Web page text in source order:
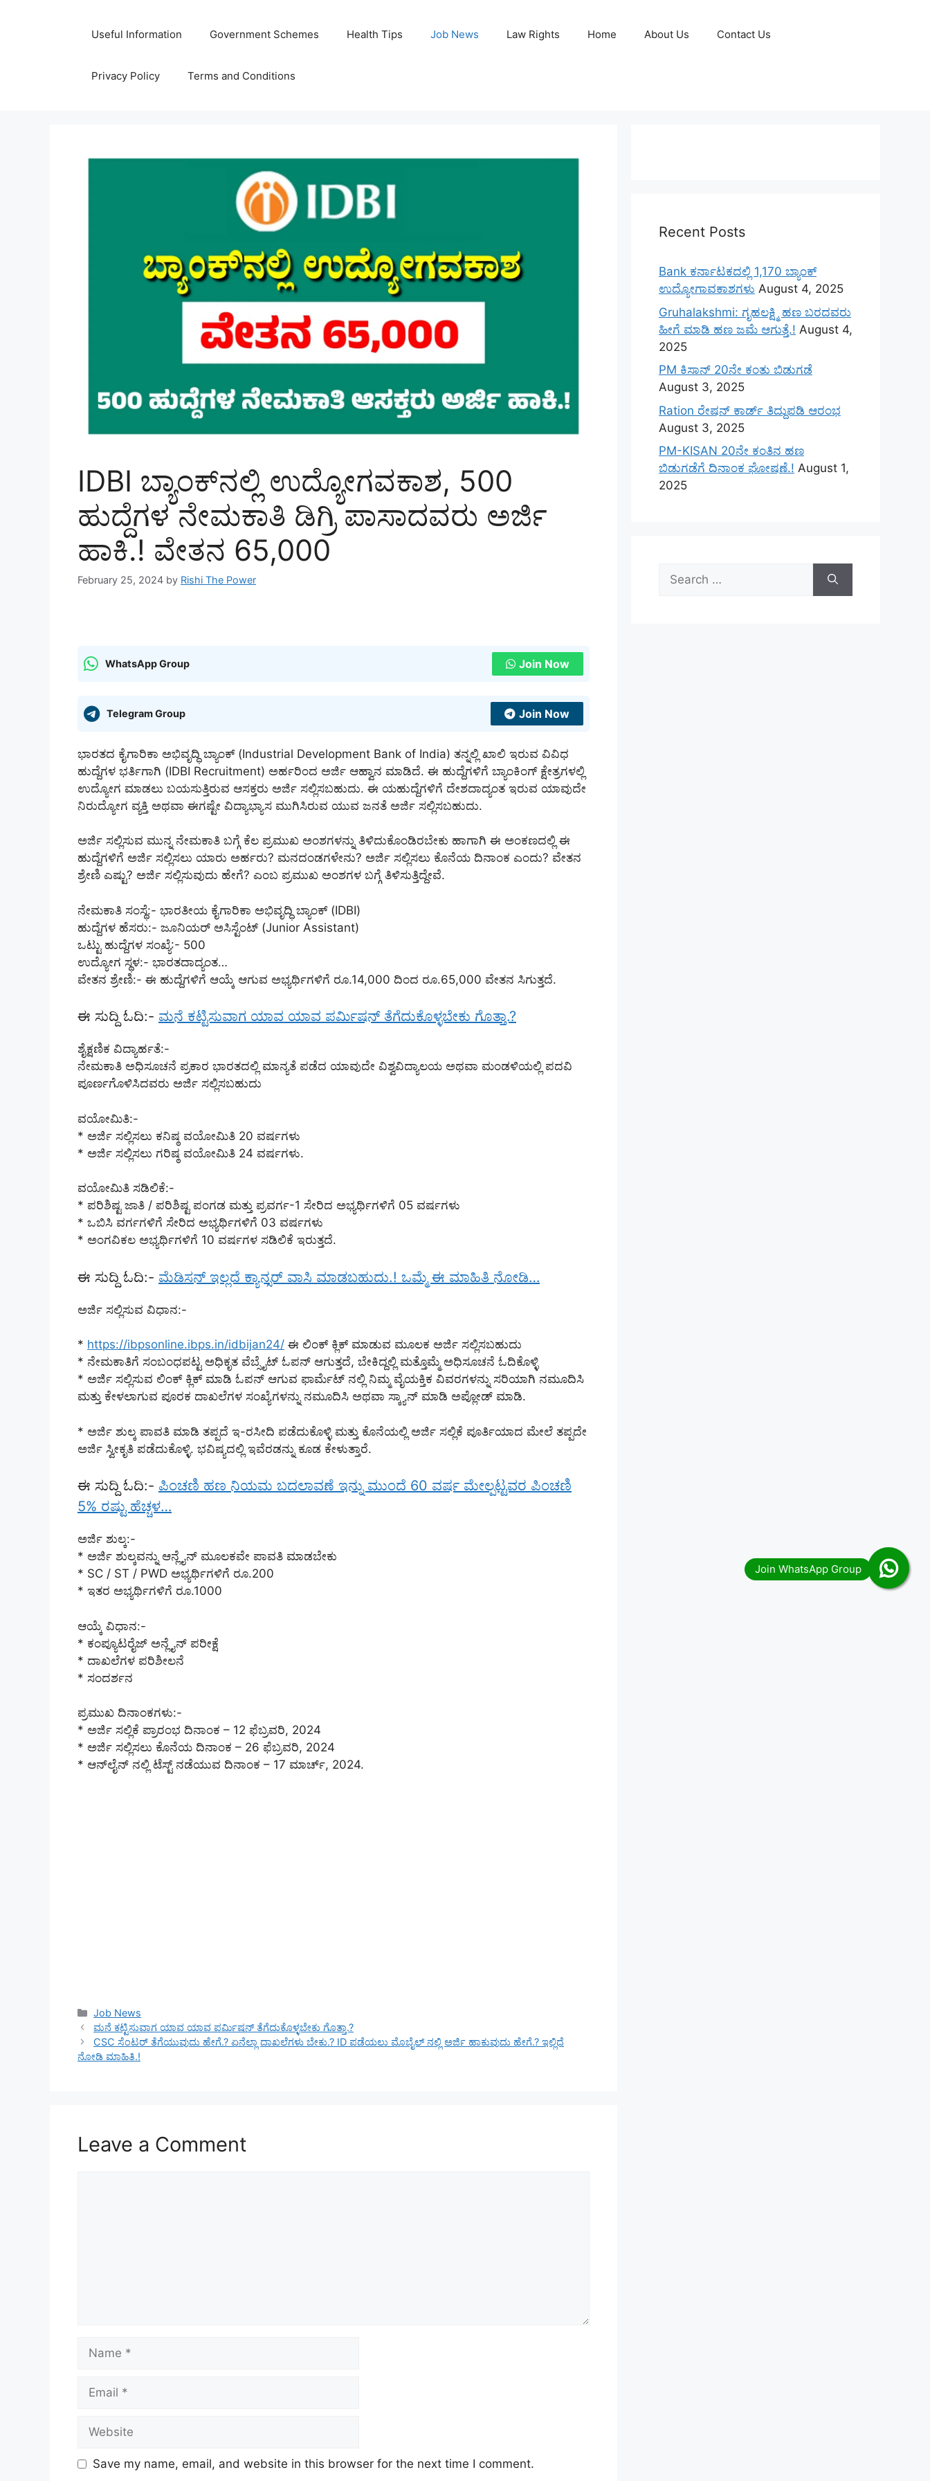
Useful Information Government Schemes Health Tips Job News Law Rights Home About Us Contact Us
Privacy Policy Terms and Conditions
IDBI ಬ್ಯಾಂಕ್​​ನಲ್ಲಿ ಉದ್ಯೋಗವಕಾಶ, 500
ಹುದ್ದೆಗಳ ನೇಮಕಾತಿ ಡಿಗ್ರಿ ಪಾಸಾದವರು ಅರ್ಜಿ
ಹಾಕಿ.! ವೇತನ 65,000
February 25, 2024 by Rishi The Power
WhatsApp Group Join Now
Telegram Group Join Now
ಭಾರತದ ಕೈಗಾರಿಕಾ ಅಭಿವೃದ್ಧಿ ಬ್ಯಾಂಕ್ (Industrial Development Bank of India) ತನ್ನಲ್ಲಿ ಖಾಲಿ ಇರುವ ವಿವಿಧ
ಹುದ್ದೆಗಳ ಭರ್ತಿಗಾಗಿ (IDBI Recruitment) ಅರ್ಹರಿಂದ ಅರ್ಜಿ ಆಹ್ವಾನ ಮಾಡಿದೆ. ಈ ಹುದ್ದೆಗಳಿಗೆ ಬ್ಯಾಂಕಿಂಗ್ ಕ್ಷೇತ್ರಗಳಲ್ಲಿ
ಉದ್ಯೋಗ ಮಾಡಲು ಬಯಸುತ್ತಿರುವ ಆಸಕ್ತರು ಅರ್ಜಿ ಸಲ್ಲಿಸಬಹುದು. ಈ ಯಹುದ್ದೆಗಳಿಗೆ ದೇಶದಾದ್ಯಂತ ಇರುವ ಯಾವುದೇ
ನಿರುದ್ಯೋಗ ವ್ಯಕ್ತಿ ಅಥವಾ ಈಗಷ್ಟೇ ವಿದ್ಯಾಭ್ಯಾಸ ಮುಗಿಸಿರುವ ಯುವ ಜನತೆ ಅರ್ಜಿ ಸಲ್ಲಿಸಬಹುದು.
ಅರ್ಜಿ ಸಲ್ಲಿಸುವ ಮುನ್ನ ನೇಮಕಾತಿ ಬಗ್ಗೆ ಕೆಲ ಪ್ರಮುಖ ಅಂಶಗಳನ್ನು ತಿಳಿದುಕೊಂಡಿರಬೇಕು ಹಾಗಾಗಿ ಈ ಅಂಕಣದಲ್ಲಿ ಈ
ಹುದ್ದೆಗಳಿಗೆ ಅರ್ಜಿ ಸಲ್ಲಿಸಲು ಯಾರು ಅರ್ಹರು? ಮನದಂಡಗಳೇನು? ಅರ್ಜಿ ಸಲ್ಲಿಸಲು ಕೊನೆಯ ದಿನಾಂಕ ಎಂದು? ವೇತನ
ಶ್ರೇಣಿ ಎಷ್ಟು? ಅರ್ಜಿ ಸಲ್ಲಿಸುವುದು ಹೇಗೆ? ಎಂಬ ಪ್ರಮುಖ ಅಂಶಗಳ ಬಗ್ಗೆ ತಿಳಿಸುತ್ತಿದ್ದೇವೆ.
ನೇಮಕಾತಿ ಸಂಸ್ಥೆ:- ಭಾರತೀಯ ಕೈಗಾರಿಕಾ ಅಭಿವೃದ್ಧಿ ಬ್ಯಾಂಕ್ (IDBI)
ಹುದ್ದೆಗಳ ಹೆಸರು:- ಜೂನಿಯರ್ ಅಸಿಸ್ಟೆಂಟ್ (Junior Assistant)
ಒಟ್ಟು ಹುದ್ದೆಗಳ ಸಂಖ್ಯೆ:- 500
ಉದ್ಯೋಗ ಸ್ಥಳ:- ಭಾರತದಾದ್ಯಂತ…
ವೇತನ ಶ್ರೇಣಿ:- ಈ ಹುದ್ದೆಗಳಿಗೆ ಆಯ್ಕೆ ಆಗುವ ಅಭ್ಯರ್ಥಿಗಳಿಗೆ ರೂ.14,000 ದಿಂದ ರೂ.65,000 ವೇತನ ಸಿಗುತ್ತದೆ.
ಈ ಸುದ್ದಿ ಓದಿ:- ಮನೆ ಕಟ್ಟಿಸುವಾಗ ಯಾವ ಯಾವ ಪರ್ಮಿಷನ್ ತೆಗೆದುಕೊಳ್ಳಬೇಕು ಗೊತ್ತಾ.?
ಶೈಕ್ಷಣಿಕ ವಿದ್ಯಾರ್ಹತೆ:-
ನೇಮಕಾತಿ ಅಧಿಸೂಚನೆ ಪ್ರಕಾರ ಭಾರತದಲ್ಲಿ ಮಾನ್ಯತೆ ಪಡೆದ ಯಾವುದೇ ವಿಶ್ವವಿದ್ಯಾಲಯ ಅಥವಾ ಮಂಡಳಿಯಲ್ಲಿ ಪದವಿ
ಪೂರ್ಣಗೊಳಿಸಿದವರು ಅರ್ಜಿ ಸಲ್ಲಿಸಬಹುದು
ವಯೋಮಿತಿ:-
* ಅರ್ಜಿ ಸಲ್ಲಿಸಲು ಕನಿಷ್ಠ ವಯೋಮಿತಿ 20 ವರ್ಷಗಳು
* ಅರ್ಜಿ ಸಲ್ಲಿಸಲು ಗರಿಷ್ಠ ವಯೋಮಿತಿ 24 ವರ್ಷಗಳು.
ವಯೋಮಿತಿ ಸಡಿಲಿಕೆ:-
* ಪರಿಶಿಷ್ಟ ಜಾತಿ / ಪರಿಶಿಷ್ಟ ಪಂಗಡ ಮತ್ತು ಪ್ರವರ್ಗ-1 ಸೇರಿದ ಅಭ್ಯರ್ಥಿಗಳಿಗೆ 05 ವರ್ಷಗಳು
* ಒಬಿಸಿ ವರ್ಗಗಳಿಗೆ ಸೇರಿದ ಅಭ್ಯರ್ಥಿಗಳಿಗೆ 03 ವರ್ಷಗಳು
* ಅಂಗವಿಕಲ ಅಭ್ಯರ್ಥಿಗಳಿಗೆ 10 ವರ್ಷಗಳ ಸಡಿಲಿಕೆ ಇರುತ್ತದೆ.
ಈ ಸುದ್ದಿ ಓದಿ:- ಮೆಡಿಸನ್ ಇಲ್ಲದೆ ಕ್ಯಾನ್ಸರ್ ವಾಸಿ ಮಾಡಬಹುದು.! ಒಮ್ಮೆ ಈ ಮಾಹಿತಿ ನೋಡಿ…
ಅರ್ಜಿ ಸಲ್ಲಿಸುವ ವಿಧಾನ:-
* https://ibpsonline.ibps.in/idbijan24/ ಈ ಲಿಂಕ್ ಕ್ಲಿಕ್ ಮಾಡುವ ಮೂಲಕ ಅರ್ಜಿ ಸಲ್ಲಿಸಬಹುದು
* ನೇಮಕಾತಿಗೆ ಸಂಬಂಧಪಟ್ಟ ಅಧಿಕೃತ ವೆಬ್ಸೈಟ್ ಓಪನ್ ಆಗುತ್ತದೆ, ಬೇಕಿದ್ದಲ್ಲಿ ಮತ್ತೊಮ್ಮೆ ಅಧಿಸೂಚನೆ ಓದಿಕೊಳ್ಳಿ
* ಅರ್ಜಿ ಸಲ್ಲಿಸುವ ಲಿಂಕ್ ಕ್ಲಿಕ್ ಮಾಡಿ ಓಪನ್ ಆಗುವ ಫಾರ್ಮೆಟ್ ನಲ್ಲಿ ನಿಮ್ಮ ವೈಯಕ್ತಿಕ ವಿವರಗಳನ್ನು ಸರಿಯಾಗಿ ನಮೂದಿಸಿ
ಮತ್ತು ಕೇಳಲಾಗುವ ಪೂರಕ ದಾಖಲೆಗಳ ಸಂಖ್ಯೆಗಳನ್ನು ನಮೂದಿಸಿ ಅಥವಾ ಸ್ಕ್ಯಾನ್ ಮಾಡಿ ಅಪ್ಲೋಡ್ ಮಾಡಿ.
* ಅರ್ಜಿ ಶುಲ್ಕ ಪಾವತಿ ಮಾಡಿ ತಪ್ಪದೆ ಇ-ರಸೀದಿ ಪಡೆದುಕೊಳ್ಳಿ ಮತ್ತು ಕೊನೆಯಲ್ಲಿ ಅರ್ಜಿ ಸಲ್ಲಿಕೆ ಪೂರ್ತಿಯಾದ ಮೇಲೆ ತಪ್ಪದೇ
ಅರ್ಜಿ ಸ್ವೀಕೃತಿ ಪಡೆದುಕೊಳ್ಳಿ. ಭವಿಷ್ಯದಲ್ಲಿ ಇವೆರಡನ್ನು ಕೂಡ ಕೇಳುತ್ತಾರೆ.
ಈ ಸುದ್ದಿ ಓದಿ:- ಪಿಂಚಣಿ ಹಣ ನಿಯಮ ಬದಲಾವಣೆ ಇನ್ನು ಮುಂದೆ 60 ವರ್ಷ ಮೇಲ್ಪಟ್ಟವರ ಪಿಂಚಣಿ
5% ರಷ್ಟು ಹೆಚ್ಚಳ…
ಅರ್ಜಿ ಶುಲ್ಕ:-
* ಅರ್ಜಿ ಶುಲ್ಕವನ್ನು ಆನ್ಲೈನ್ ಮೂಲಕವೇ ಪಾವತಿ ಮಾಡಬೇಕು
* SC / ST / PWD ಅಭ್ಯರ್ಥಿಗಳಿಗೆ ರೂ.200
* ಇತರ ಅಭ್ಯರ್ಥಿಗಳಿಗೆ ರೂ.1000
ಆಯ್ಕೆ ವಿಧಾನ:-
* ಕಂಪ್ಯೂಟರೈಜ್ ಅನ್ಲೈನ್ ಪರೀಕ್ಷೆ
* ದಾಖಲೆಗಳ ಪರಿಶೀಲನೆ
* ಸಂದರ್ಶನ
ಪ್ರಮುಖ ದಿನಾಂಕಗಳು:-
* ಅರ್ಜಿ ಸಲ್ಲಿಕೆ ಪ್ರಾರಂಭ ದಿನಾಂಕ – 12 ಫೆಬ್ರವರಿ, 2024
* ಅರ್ಜಿ ಸಲ್ಲಿಸಲು ಕೊನೆಯ ದಿನಾಂಕ – 26 ಫೆಬ್ರವರಿ, 2024
* ಆನ್​ಲೈನ್ ನಲ್ಲಿ ಟೆಸ್ಟ್ ನಡೆಯುವ ದಿನಾಂಕ – 17 ಮಾರ್ಚ್​, 2024.
Categories
Job News
ಮನೆ ಕಟ್ಟಿಸುವಾಗ ಯಾವ ಯಾವ ಪರ್ಮಿಷನ್ ತೆಗೆದುಕೊಳ್ಳಬೇಕು ಗೊತ್ತಾ.?
CSC ಸೆಂಟರ್ ತೆಗೆಯುವುದು ಹೇಗೆ.? ಏನೆಲ್ಲಾ ದಾಖಲೆಗಳು ಬೇಕು.? ID ಪಡೆಯಲು ಮೊಬೈಲ್ ನಲ್ಲಿ ಅರ್ಜಿ ಹಾಕುವುದು ಹೇಗೆ.? ಇಲ್ಲಿದೆ
ನೋಡಿ ಮಾಹಿತಿ.!
Leave a Comment
Save my name, email, and website in this browser for the next time I comment.
Recent Posts
Bank ಕರ್ನಾಟಕದಲ್ಲಿ 1,170 ಬ್ಯಾಂಕ್
ಉದ್ಯೋಗಾವಕಾಶಗಳು August 4, 2025
Gruhalakshmi: ಗೃಹಲಕ್ಷ್ಮಿ ಹಣ ಬರದವರು
ಹೀಗೆ ಮಾಡಿ ಹಣ ಜಮೆ‌ ಆಗುತ್ತೆ.! August 4,
2025
PM ಕಿಸಾನ್ 20ನೇ ಕಂತು ಬಿಡುಗಡೆ
August 3, 2025
Ration ರೇಷನ್ ಕಾರ್ಡ್ ತಿದ್ದುಪಡಿ ಆರಂಭ
August 3, 2025
PM-KISAN 20ನೇ ಕಂತಿನ ಹಣ
ಬಿಡುಗಡೆಗೆ ದಿನಾಂಕ ಘೋಷಣೆ.! August 1,
2025
Search
for: